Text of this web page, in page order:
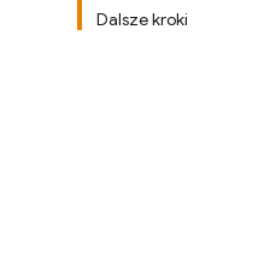
Dalsze kroki